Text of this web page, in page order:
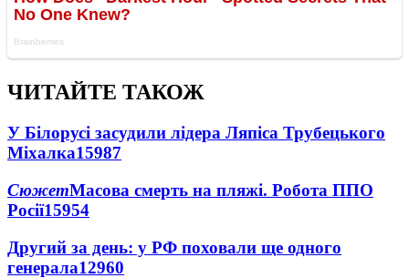
ЧИТАЙТЕ ТАКОЖ
У Білорусі засудили лідера Ляпіса Трубецького
Міхалка15987
СюжетМасова смерть на пляжі. Робота ППО
Росії15954
Другий за день: у РФ поховали ще одного
генерала12960